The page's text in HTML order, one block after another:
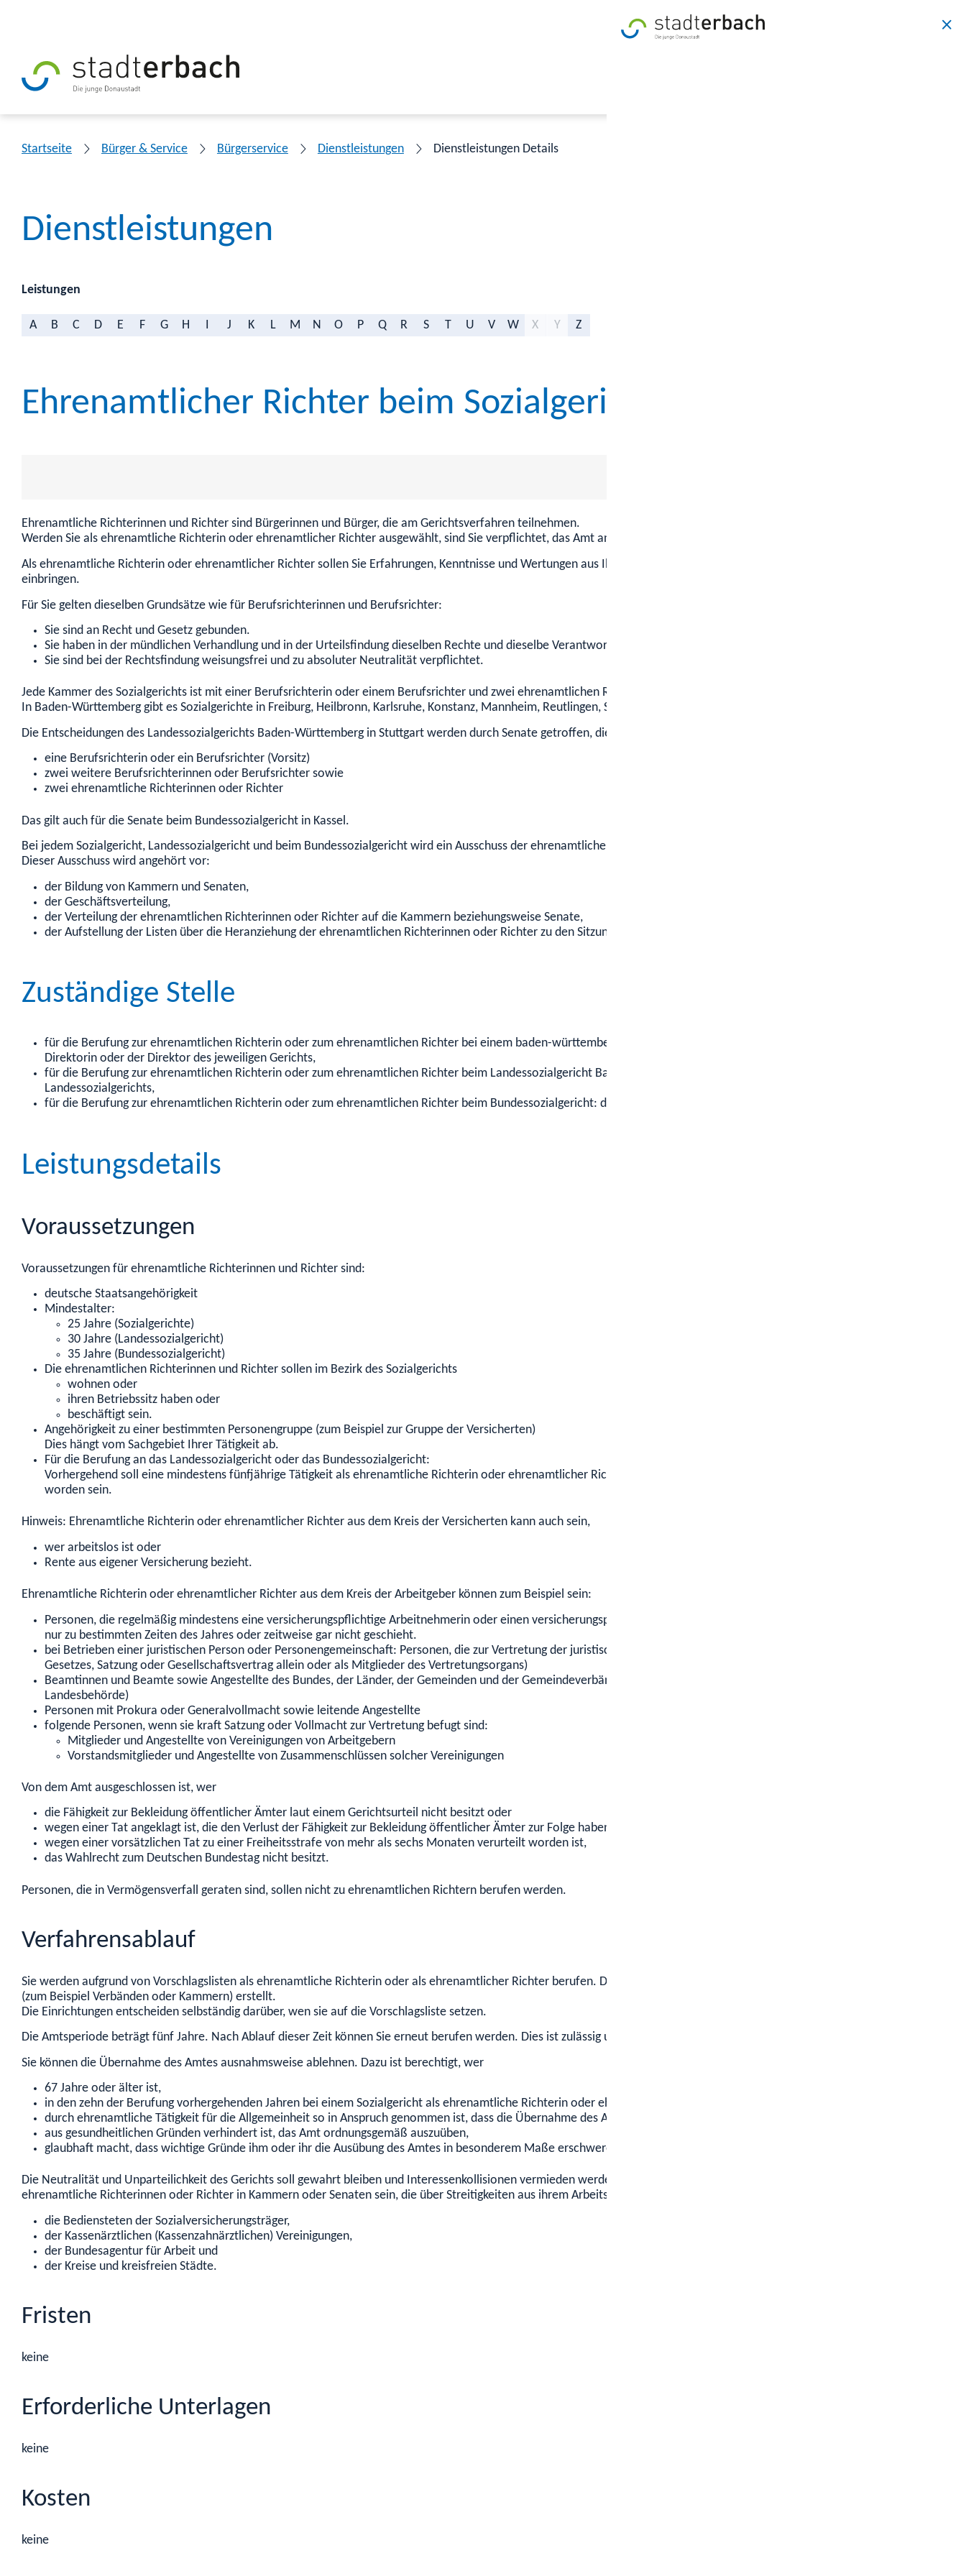
Startseite Bürger & Service Bürgerservice Dienstleistungen Dienstleistungen Details
Dienstleistungen
Leistungen
A B C D E F G H J K L M N O P Q R S T U V W X Y Z
Ehrenamtlicher Richter beim Sozialgericht - berufen werden
Ehrenamtliche Richterinnen und Richter sind Bürgerinnen und Bürger, die am Gerichtsverfahren teilnehmen.
Werden Sie als ehrenamtliche Richterin oder ehrenamtlicher Richter ausgewählt, sind Sie verpflichtet, das Amt anzunehmen. Ausnahmen sind möglich.
Als ehrenamtliche Richterin oder ehrenamtlicher Richter sollen Sie Erfahrungen, Kenntnisse und Wertungen aus Ihrem täglichen Leben in die Verhandlungen und Beratungen
einbringen.
Für Sie gelten dieselben Grundsätze wie für Berufsrichterinnen und Berufsrichter:
Sie sind an Recht und Gesetz gebunden.
Sie haben in der mündlichen Verhandlung und in der Urteilsfindung dieselben Rechte und dieselbe Verantwortung.
Sie sind bei der Rechtsfindung weisungsfrei und zu absoluter Neutralität verpflichtet.
Jede Kammer des Sozialgerichts ist mit einer Berufsrichterin oder einem Berufsrichter und zwei ehrenamtlichen Richterinnen oder ehrenamtlichen Richtern besetzt.
In Baden-Württemberg gibt es Sozialgerichte in Freiburg, Heilbronn, Karlsruhe, Konstanz, Mannheim, Reutlingen, Stuttgart und Ulm.
Die Entscheidungen des Landessozialgerichts Baden-Württemberg in Stuttgart werden durch Senate getroffen, die folgendermaßen besetzt sind:
eine Berufsrichterin oder ein Berufsrichter (Vorsitz)
zwei weitere Berufsrichterinnen oder Berufsrichter sowie
zwei ehrenamtliche Richterinnen oder Richter
Das gilt auch für die Senate beim Bundessozialgericht in Kassel.
Bei jedem Sozialgericht, Landessozialgericht und beim Bundessozialgericht wird ein Ausschuss der ehrenamtlichen Richterinnen und Richter gebildet.
Dieser Ausschuss wird angehört vor:
der Bildung von Kammern und Senaten,
der Geschäftsverteilung,
der Verteilung der ehrenamtlichen Richterinnen oder Richter auf die Kammern beziehungsweise Senate,
der Aufstellung der Listen über die Heranziehung der ehrenamtlichen Richterinnen oder Richter zu den Sitzungen.
Zuständige Stelle
für die Berufung zur ehrenamtlichen Richterin oder zum ehrenamtlichen Richter bei einem baden-württembergischen Sozialgericht: die Präsidentin, der Präsident, die
Direktorin oder der Direktor des jeweiligen Gerichts,
für die Berufung zur ehrenamtlichen Richterin oder zum ehrenamtlichen Richter beim Landessozialgericht Baden-Württemberg: die Präsidentin oder der Präsident des
Landessozialgerichts,
für die Berufung zur ehrenamtlichen Richterin oder zum ehrenamtlichen Richter beim Bundessozialgericht: das Bundesministerium für Arbeit und Soziales.
Leistungsdetails
Voraussetzungen
Voraussetzungen für ehrenamtliche Richterinnen und Richter sind:
deutsche Staatsangehörigkeit
Mindestalter:
25 Jahre (Sozialgerichte)
30 Jahre (Landessozialgericht)
35 Jahre (Bundessozialgericht)
Die ehrenamtlichen Richterinnen und Richter sollen im Bezirk des Sozialgerichts
wohnen oder
ihren Betriebssitz haben oder
beschäftigt sein.
Angehörigkeit zu einer bestimmten Personengruppe (zum Beispiel zur Gruppe der Versicherten)
Dies hängt vom Sachgebiet Ihrer Tätigkeit ab.
Für die Berufung an das Landessozialgericht oder das Bundessozialgericht:
Vorhergehend soll eine mindestens fünfjährige Tätigkeit als ehrenamtliche Richterin oder ehrenamtlicher Richter an einem Sozialgericht oder Landessozialgericht ausgeübt
worden sein.
Hinweis: Ehrenamtliche Richterin oder ehrenamtlicher Richter aus dem Kreis der Versicherten kann auch sein,
wer arbeitslos ist oder
Rente aus eigener Versicherung bezieht.
Ehrenamtliche Richterin oder ehrenamtlicher Richter aus dem Kreis der Arbeitgeber können zum Beispiel sein:
Personen, die regelmäßig mindestens eine versicherungspflichtige Arbeitnehmerin oder einen versicherungspflichtigen Arbeitnehmer beschäftigen. Das gilt auch, wenn dies
nur zu bestimmten Zeiten des Jahres oder zeitweise gar nicht geschieht.
bei Betrieben einer juristischen Person oder Personengemeinschaft: Personen, die zur Vertretung der juristischen Person oder Personengemeinschaft berufen sind (kraft
Gesetzes, Satzung oder Gesellschaftsvertrag allein oder als Mitglieder des Vertretungsorgans)
Beamtinnen und Beamte sowie Angestellte des Bundes, der Länder, der Gemeinden und der Gemeindeverbände (nach näherer Anordnung der zuständigen obersten
Landesbehörde)
Personen mit Prokura oder Generalvollmacht sowie leitende Angestellte
folgende Personen, wenn sie kraft Satzung oder Vollmacht zur Vertretung befugt sind:
Mitglieder und Angestellte von Vereinigungen von Arbeitgebern
Vorstandsmitglieder und Angestellte von Zusammenschlüssen solcher Vereinigungen
Von dem Amt ausgeschlossen ist, wer
die Fähigkeit zur Bekleidung öffentlicher Ämter laut einem Gerichtsurteil nicht besitzt oder
wegen einer Tat angeklagt ist, die den Verlust der Fähigkeit zur Bekleidung öffentlicher Ämter zur Folge haben kann,
wegen einer vorsätzlichen Tat zu einer Freiheitsstrafe von mehr als sechs Monaten verurteilt worden ist,
das Wahlrecht zum Deutschen Bundestag nicht besitzt.
Personen, die in Vermögensverfall geraten sind, sollen nicht zu ehrenamtlichen Richtern berufen werden.
Verfahrensablauf
Sie werden aufgrund von Vorschlagslisten als ehrenamtliche Richterin oder als ehrenamtlicher Richter berufen. Diese Listen werden von den dazu berechtigten Einrichtungen
(zum Beispiel Verbänden oder Kammern) erstellt.
Die Einrichtungen entscheiden selbständig darüber, wen sie auf die Vorschlagsliste setzen.
Die Amtsperiode beträgt fünf Jahre. Nach Ablauf dieser Zeit können Sie erneut berufen werden. Dies ist zulässig und in der Praxis die Regel.
Sie können die Übernahme des Amtes ausnahmsweise ablehnen. Dazu ist berechtigt, wer
67 Jahre oder älter ist,
in den zehn der Berufung vorhergehenden Jahren bei einem Sozialgericht als ehrenamtliche Richterin oder ehrenamtlicher Richter tätig gewesen ist,
durch ehrenamtliche Tätigkeit für die Allgemeinheit so in Anspruch genommen ist, dass die Übernahme des Amtes nicht zugemutet werden kann,
aus gesundheitlichen Gründen verhindert ist, das Amt ordnungsgemäß auszuüben,
glaubhaft macht, dass wichtige Gründe ihm oder ihr die Ausübung des Amtes in besonderem Maße erschweren.
Die Neutralität und Unparteilichkeit des Gerichts soll gewahrt bleiben und Interessenkollisionen vermieden werden. Daher können beispielsweise f
ehrenamtliche Richterinnen oder Richter in Kammern oder Senaten sein, die über Streitigkeiten aus ihrem Arbeitsgebiet entscheiden:
die Bediensteten der Sozialversicherungsträger,
der Kassenärztl ichen (Kassenzahnärztlichen) Vereinigungen,
der Bundesagentur für Arbeit und
der Kreise und kreisfreien Städte.
Fristen
keine
Erforderliche Unterlagen
keine
Kosten
keine